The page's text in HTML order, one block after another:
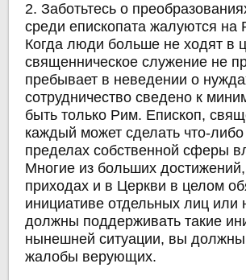
2. Заботьтесь о
среди епископата жалуются
Когда люди больше не ходят в
священническое служение не
пребывает в неведении о
сотрудничество сведено к
быть только Рим. Епископ,
каждый может сделать что-
пределах собственной сферы
Многие из больших
приходах и в Церкви в целом
инициативе отдельных лиц
должны поддерживать такие
нынешней ситуации, вы
жалобы верующих.